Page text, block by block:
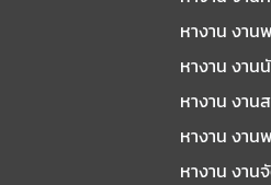
หางาน งา
หางาน งา
หางาน งาน
หางาน งา
หางาน งาน